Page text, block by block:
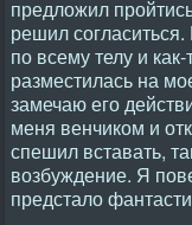
предложил
решил
по всему телу и
разместилась на
замечаю его
меня венчиком и
спешил вставать,
возбуждение. Я
предстало